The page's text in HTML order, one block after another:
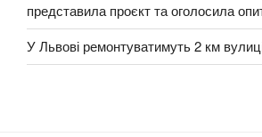
представила проєкт та оголосила
У Львові ремонтуватимуть 2 км